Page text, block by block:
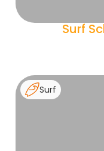
Surf
Surf